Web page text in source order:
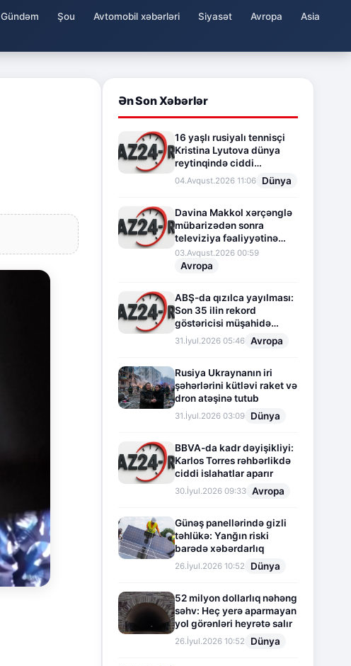
Gündəm Şou Avtomobil xəbərləri Siyasət Avropa
Asia
Ən Son Xəbərlər
16 yaşlı rusiyalı tennisçi
Kristina Lyutova dünya
reytinqində ciddi
irəliləyişə imza atdı
04.Avqust.2026 11:06 Dünya
Davina Makkol xərçənglə
mübarizədən sonra
televiziya fəaliyyətinə
fasilə verir
03.Avqust.2026 00:59
Avropa
ABŞ-da qızılca yayılması:
Son 35 ilin rekord
göstəricisi müşahidə
olunur
31.İyul.2026 05:46 Avropa
Rusiya Ukraynanın iri
şəhərlərini kütləvi raket və
dron atəşinə tutub
31.İyul.2026 03:09 Dünya
BBVA-da kadr dəyişikliyi:
Karlos Torres rəhbərlikdə
ciddi islahatlar aparır
30.İyul.2026 09:33 Avropa
Günəş panellərində gizli
təhlükə: Yanğın riski
barədə xəbərdarlıq
26.İyul.2026 10:52 Dünya
52 milyon dollarlıq nəhəng
səhv: Heç yerə aparmayan
yol görənləri heyrətə salır
26.İyul.2026 10:52 Dünya